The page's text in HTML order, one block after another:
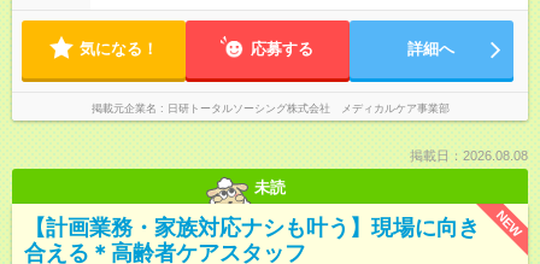
気になる！ 応募する 詳細へ
掲載元企業名 日研トータルソーシング株式会社 メディカルケア事業部
掲載日：2026.08.08
未読
NEW
【計画業務・家族対応ナシも叶う】現場に向き
合える＊高齢者ケアスタッフ